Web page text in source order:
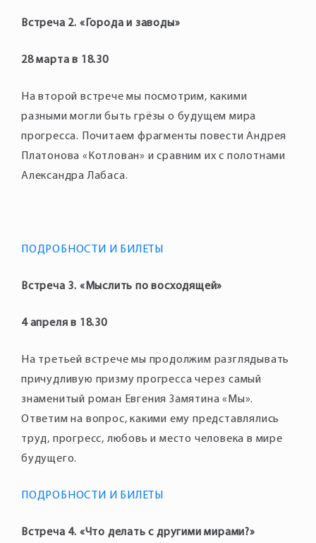
Встреча 2. «Города и заводы»
28 марта в 18.30
На второй встрече мы посмотрим, какими
разными могли быть грёзы о будущем мира
прогресса. Почитаем фрагменты повести Андрея
Платонова «Котлован» и сравним их с полотнами
Александра Лабаса.
ПОДРОБНОСТИ И БИЛЕТЫ
Встреча 3. «Мыслить по восходящей»
4 апреля в 18.30
На третьей встрече мы продолжим разглядывать
причудливую призму прогресса через самый
знаменитый роман Евгения Замятина «Мы».
Ответим на вопрос, какими ему представлялись
труд, прогресс, любовь и место человека в мире
будущего.
ПОДРОБНОСТИ И БИЛЕТЫ
Встреча 4. «Что делать с другими мирами?»